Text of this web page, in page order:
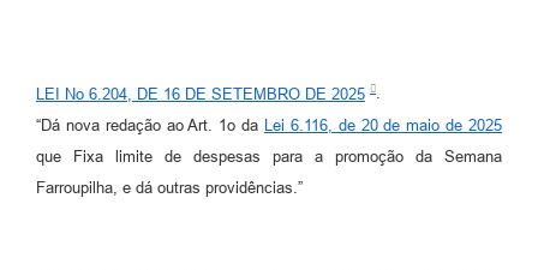
LEI No 6.204, DE 16 DE SETEMBRO DE 2025
.
“Dá nova redação ao Art. 1o da Lei 6.116, de 20 de maio de 2025
que Fixa limite de despesas para a promoção da Semana
Farroupilha, e dá outras providências.”